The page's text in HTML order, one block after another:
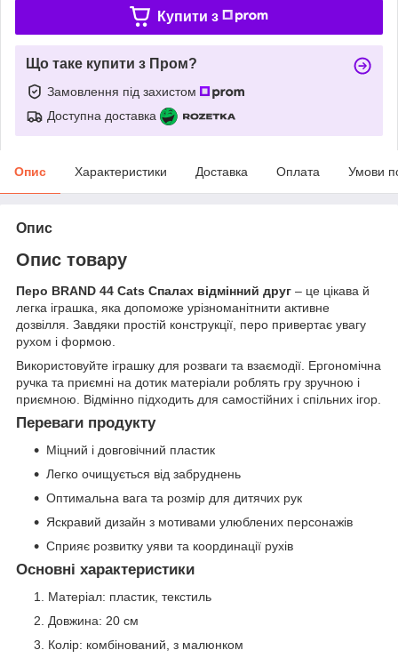
Купити з
Що таке купити з Пром?
Замовлення під захистом
Доступна доставка
Опис Характеристики Доставка Оплата Умови
Опис
Опис товару
Перо BRAND 44 Cats Спалах відмінний друг – це цікава й
легка іграшка, яка допоможе урізноманітнити активне
дозвілля. Завдяки простій конструкції, перо привертає увагу
рухом і формою.
Використовуйте іграшку для розваги та взаємодії. Ергономічна
ручка та приємні на дотик матеріали роблять гру зручною і
приємною. Відмінно підходить для самостійних і спільних ігор.
Переваги продукту
Міцний і довговічний пластик
Легко очищується від забруднень
Оптимальна вага та розмір для дитячих рук
Яскравий дизайн з мотивами улюблених персонажів
Сприяє розвитку уяви та координації рухів
Основні характеристики
Матеріал: пластик, текстиль
Довжина: 20 см
Колір: комбінований, з малюнком